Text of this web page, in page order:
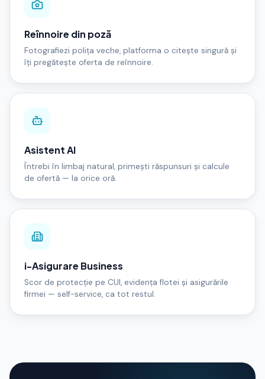
Reînnoire din poză
Fotografiezi polița veche, platforma o citește singură și
îți pregătește oferta de reînnoire.
Asistent AI
Întrebi în limbaj natural, primești răspunsuri și calcule
de ofertă — la orice oră.
i-Asigurare Business
Scor de protecție pe CUI, evidența flotei și asigurările
firmei — self-service, ca tot restul.